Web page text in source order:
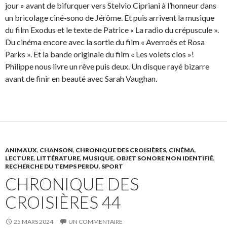
jour » avant de bifurquer vers Stelvio Cipriani à l’honneur dans
un bricolage ciné-sono de Jérôme. Et puis arrivent la musique
du film Exodus et le texte de Patrice « La radio du crépuscule ».
Du cinéma encore avec la sortie du film « Averroès et Rosa
Parks ». Et la bande originale du film « Les volets clos »!
Philippe nous livre un rêve puis deux. Un disque rayé bizarre
avant de finir en beauté avec Sarah Vaughan.
ANIMAUX, CHANSON, CHRONIQUE DES CROISIÈRES, CINÉMA,
LECTURE, LITTÉRATURE, MUSIQUE, OBJET SONORE NON IDENTIFIÉ,
RECHERCHE DU TEMPS PERDU, SPORT
CHRONIQUE DES
CROISIÈRES 44
25 MARS 2024 UN COMMENTAIRE